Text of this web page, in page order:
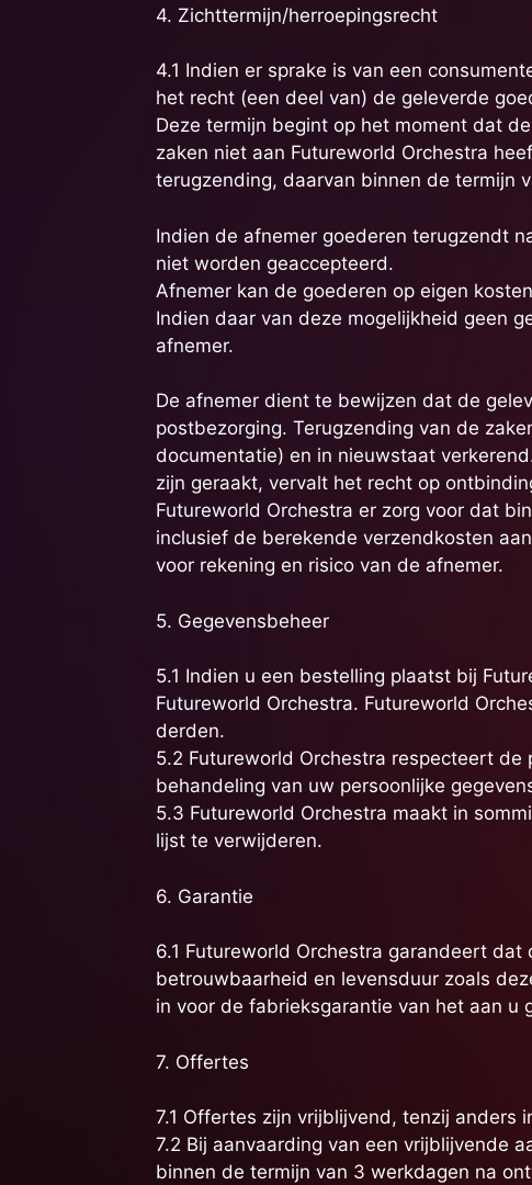
4. Zichttermijn/herroepingsrecht
4.1 Indien er sprake is van een
het recht (een deel van) de geleverde
Deze termijn begint op het moment dat
zaken niet aan Futureworld Orchestra
terugzending, daarvan binnen de termijn
Indien de afnemer goederen terugzendt
niet worden geaccepteerd.
Afnemer kan de goederen op eigen
Indien daar van deze mogelijkheid geen
afnemer.
De afnemer dient te bewijzen dat de
postbezorging. Terugzending van de
documentatie) en in nieuwstaat
zijn geraakt, vervalt het recht op
Futureworld Orchestra er zorg voor dat
inclusief de berekende verzendkosten
voor rekening en risico van de afnemer.
5. Gegevensbeheer
5.1 Indien u een bestelling plaatst bij
Futureworld Orchestra. Futureworld
derden.
5.2 Futureworld Orchestra respecteert
behandeling van uw persoonlijke
5.3 Futureworld Orchestra maakt in
lijst te verwijderen.
6. Garantie
6.1 Futureworld Orchestra garandeert
betrouwbaarheid en levensduur zoals
in voor de fabrieksgarantie van het aan u
7. Offertes
7.1 Offertes zijn vrijblijvend, tenzij anders
7.2 Bij aanvaarding van een vrijblijvende
binnen de termijn van 3 werkdagen na